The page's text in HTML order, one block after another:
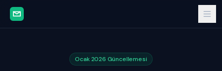
Ocak 2026 Güncellemesi